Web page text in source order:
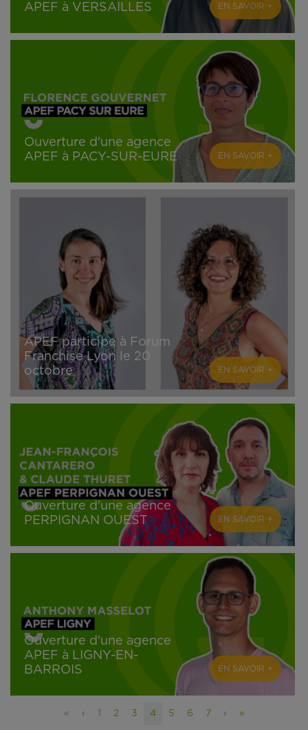
APEF à VERSAILLES
EN SAVOIR +
Ouverture d'une agence
APEF à PACY-SUR-EURE
EN SAVOIR +
APEF participe à Forum
Franchise Lyon le 20
octobre
EN SAVOIR +
Ouverture d'une agence
PERPIGNAN OUEST
EN SAVOIR +
Ouverture d'une agence
APEF à LIGNY-EN-
BARROIS
EN SAVOIR +
« ‹ 1 2 3 4 5 6 7 › »